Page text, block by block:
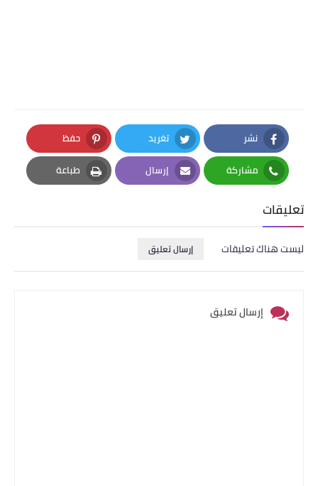
نشر
Facebook
تغريد
Twitter
حفظ
Pinterest
مشاركة
Whatsapp
إرسال
Email
طباعة
Print
تعليقات
ليست هناك تعليقات إرسال تعليق
إرسال تعليق